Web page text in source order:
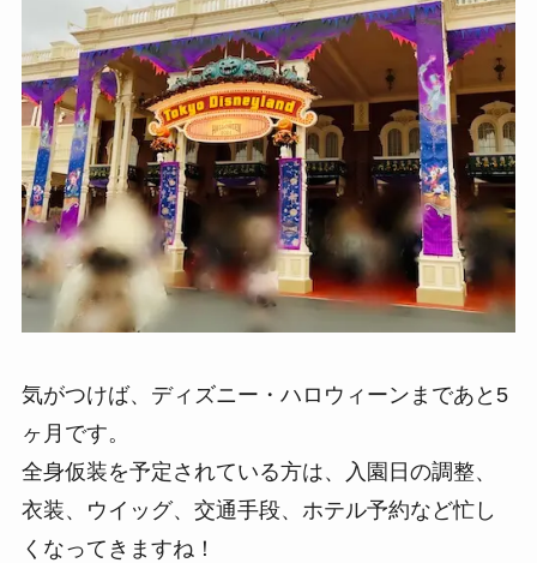
気がつけば、ディズニー・ハロウィーンまであと5
ヶ月です。
全身仮装を予定されている方は、入園日の調整、
衣装、ウイッグ、交通手段、ホテル予約など忙し
くなってきますね！